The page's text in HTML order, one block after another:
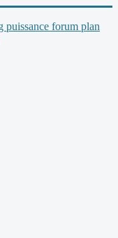
puissance forum plan